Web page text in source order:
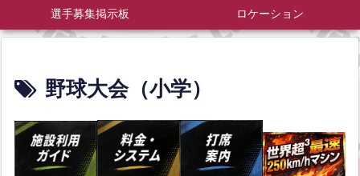
選手募集掲示板 ロケーション
野球大会（小学）